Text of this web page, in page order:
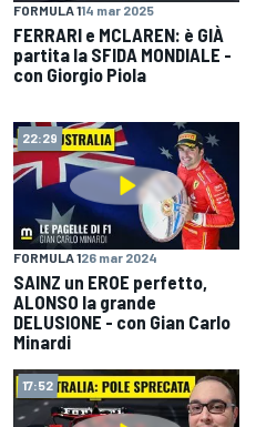
FORMULA 114 mar 2025
FERRARI e MCLAREN: è GIÀ
partita la SFIDA MONDIALE -
con Giorgio Piola
22:29
FORMULA 126 mar 2024
SAINZ un EROE perfetto,
ALONSO la grande
DELUSIONE - con Gian Carlo
Minardi
17:52